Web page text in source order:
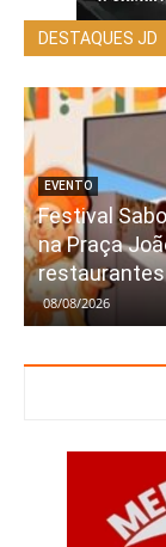
DESTAQUES JD
EVENTO
Festival
na Praça
08/08/2026